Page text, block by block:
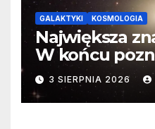
GALAKTYKI KOSMOLOGIA
Największa
W końcu
faktyczne
3 SIERPNIA 2026